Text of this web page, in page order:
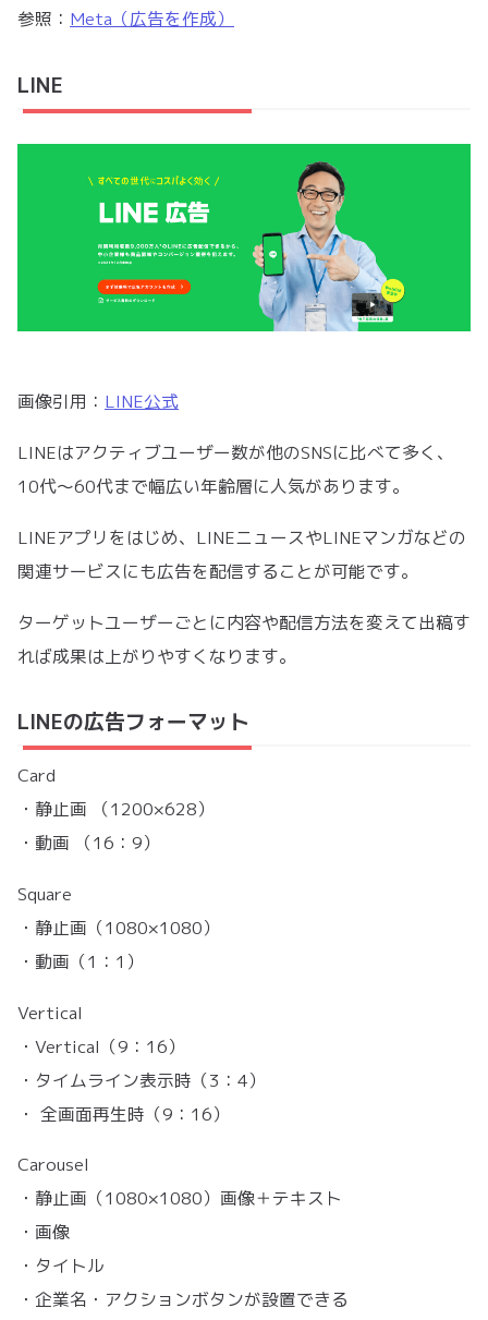
参照： Meta（広告を作成）
LINE
画像引用： LINE公式
LINEはアクティブユーザー数が他のSNSに比べて多く、
10代〜60代まで幅広い年齢層に人気があります。
LINEアプリをはじめ、LINEニュースやLINEマンガなどの
関連サービスにも広告を配信することが可能です。
ターゲットユーザーごとに内容や配信方法を変えて出稿す
れば成果は上がりやすくなります。
LINEの広告フォーマット
Card
・静止画 （1200×628）
・動画 （16：9）
Square
・静止画（1080×1080）
・動画（1：1）
Vertical
・Vertical（9：16）
・タイムライン表示時（3：4）
・ 全画面再生時（9：16）
Carousel
・静止画（1080×1080）画像＋テキスト
・画像
・タイトル
・企業名・アクションボタンが設置できる